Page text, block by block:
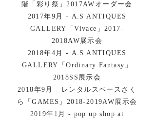
階「彩り祭」2017AWオーダー会
2017年9月 - A.S ANTIQUES
GALLERY「Vivace」2017-
2018AW展示会
2018年4月 - A.S ANTIQUES
GALLERY「Ordinary Fantasy」
2018SS展示会
2018年9月 - レンタルスペースさく
ら「GAMES」2018-2019AW展示会
2019年1月 - pop up shop at